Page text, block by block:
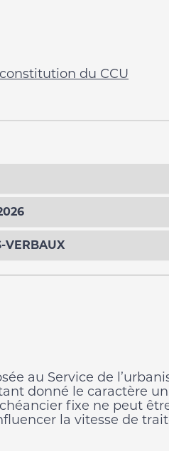
du CCU
VERBAUX
au Service de
donné le caractère
fixe ne peut
la vitesse de